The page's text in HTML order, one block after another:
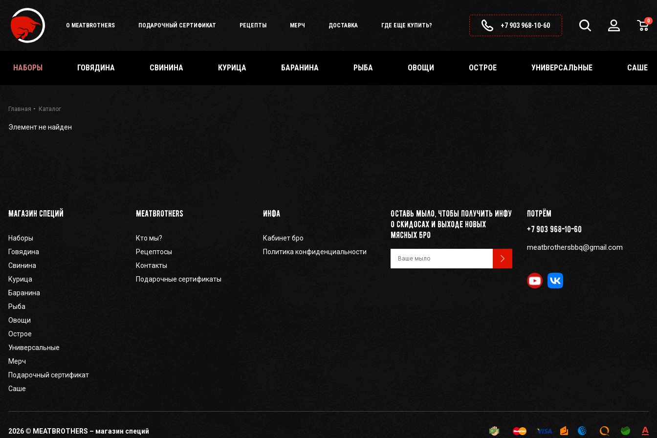
О MEATBROTHERS ПОДАРОЧНЫЙ СЕРТИФИКАТ РЕЦЕПТЫ МЕРЧ ДОСТАВКА ГДЕ ЕЩЕ КУПИТЬ? +7 903 968-10-60
0
НАБОРЫ ГОВЯДИНА СВИНИНА КУРИЦА БАРАНИНА РЫБА ОВОЩИ ОСТРОЕ УНИВЕРСАЛЬНЫЕ САШЕ
Подарочный
сертификат
Каталог
специй
О
Кабинет
бро
Корзина
Главная Каталог
Элемент не найден
Магазин специй
Наборы
Говядина
Свинина
Курица
Баранина
Рыба
Овощи
Острое
Универсальные
Мерч
Подарочный сертификат
Саше
Meatbrothers
Кто мы?
Рецептосы
Контакты
Подарочные сертификаты
Инфа
Кабинет бро
Политика конфиденциальности
Оставь мыло, чтобы получить инфу
о скидосах и выходе новых
мясных бро
Потрём
+7 903 968-10-60
meatbrothersbbq@gmail.com
2026 © MEATBROTHERS – магазин специй